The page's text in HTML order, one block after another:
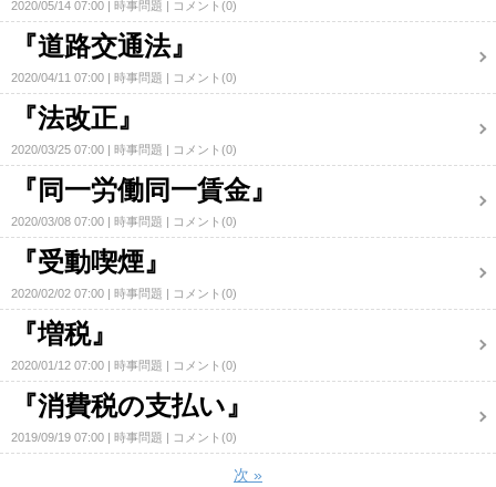
2020/05/14 07:00 時事問題 コメント(0)
『道路交通法』
2020/04/11 07:00 時事問題 コメント(0)
『法改正』
2020/03/25 07:00 時事問題 コメント(0)
『同一労働同一賃金』
2020/03/08 07:00 時事問題 コメント(0)
『受動喫煙』
2020/02/02 07:00 時事問題 コメント(0)
『増税』
2020/01/12 07:00 時事問題 コメント(0)
『消費税の支払い』
2019/09/19 07:00 時事問題 コメント(0)
次 »